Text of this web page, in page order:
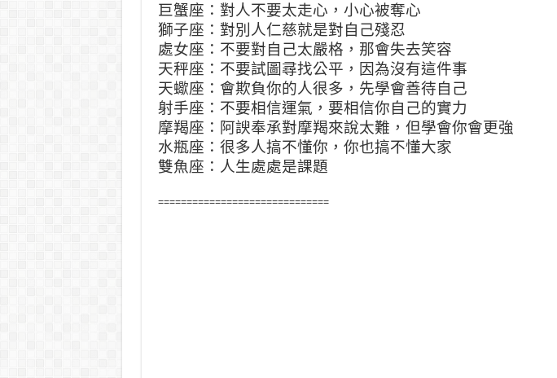
巨蟹座：對人不要太走心，小心被奪心
獅子座：對別人仁慈就是對自己殘忍
處女座：不要對自己太嚴格，那會失去笑容
天秤座：不要試圖尋找公平，因為沒有這件事
天蠍座：會欺負你的人很多，先學會善待自己
射手座：不要相信運氣，要相信你自己的實力
摩羯座：阿諛奉承對摩羯來說太難，但學會你會更強
水瓶座：很多人搞不懂你，你也搞不懂大家
雙魚座：人生處處是課題
==============================